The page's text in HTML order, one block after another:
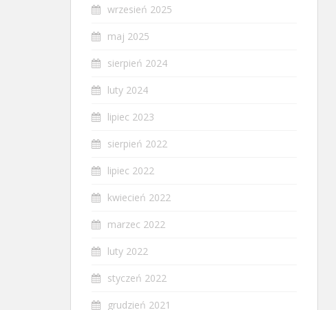
wrzesień 2025
maj 2025
sierpień 2024
luty 2024
lipiec 2023
sierpień 2022
lipiec 2022
kwiecień 2022
marzec 2022
luty 2022
styczeń 2022
grudzień 2021